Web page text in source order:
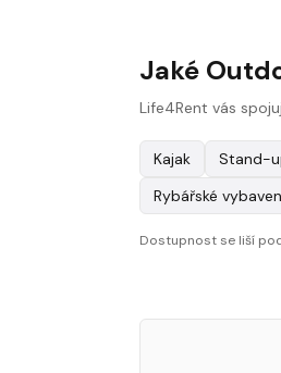
Jaké
Life4Rent vás
Kajak Stand-
Rybářské
Dostupnost se liší